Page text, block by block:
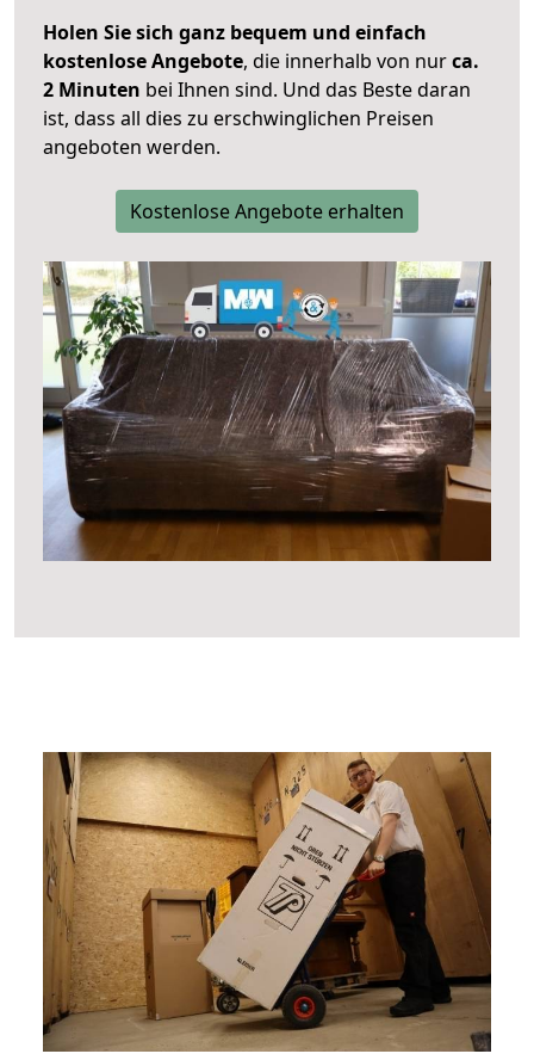
Holen Sie sich ganz bequem und einfach
kostenlose Angebote, die innerhalb von nurca.
2 Minuten bei Ihnen sind. Und das Beste daran
ist, dass all dies zu erschwinglichen Preisen
angeboten werden.
Kostenlose Angebote erhalten